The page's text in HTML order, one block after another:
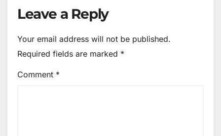
Leave a Reply
Your email address will not be published.
Required fields are marked *
Comment *